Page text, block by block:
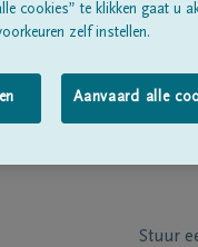
Stuur
cookies” te klikken gaat u
zelf instellen.
Aanvaard alle